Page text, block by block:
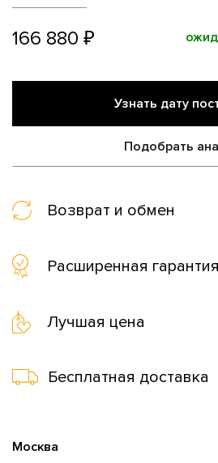
166 880 ₽
Узнать дату
Подобрать
Возврат и обмен
Расширенная гарантия
Лучшая цена
Бесплатная доставка
Москва